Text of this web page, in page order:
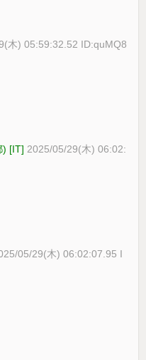
木) 05:59:32.52 ID:quMQ8
) [IT] 2025/05/29(木) 06:02:
05/29(木) 06:02:07.95 I